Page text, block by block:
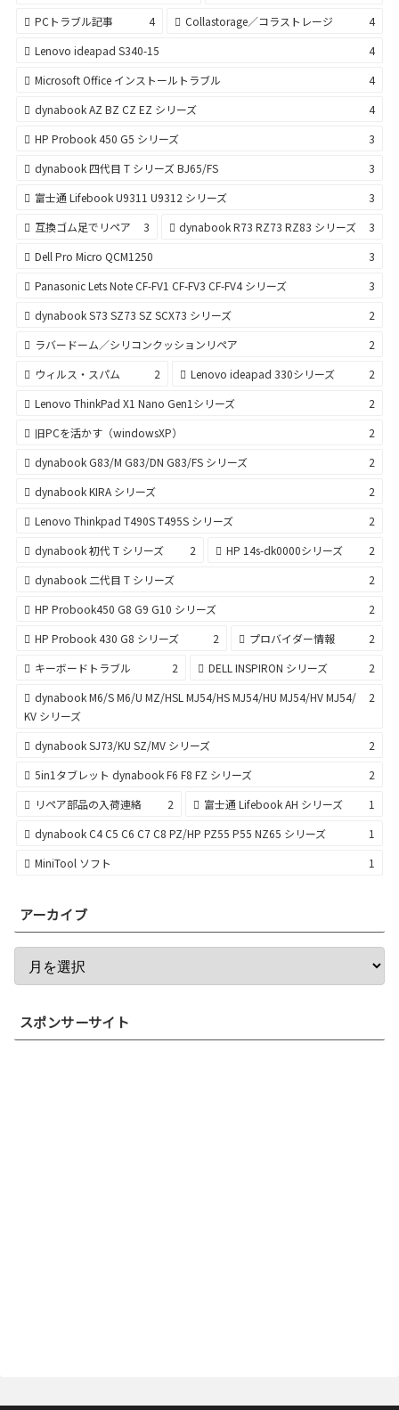
PCトラブル記事
4 Collastorage／コラストレージ
4
Lenovo ideapad S340-15
4
Microsoft Office インストールトラブル
4
dynabook AZ BZ CZ EZ シリーズ
4
HP Probook 450 G5 シリーズ
3
dynabook 四代目 T シリーズ BJ65/FS
3
富士通 Lifebook U9311 U9312 シリーズ
3
互換ゴム足でリペア
3 dynabook R73 RZ73 RZ83 シリーズ
3
Dell Pro Micro QCM1250
3
Panasonic Lets Note CF-FV1 CF-FV3 CF-FV4 シリーズ
3
dynabook S73 SZ73 SZ SCX73 シリーズ
2
ラバードーム／シリコンクッションリペア
2
ウィルス・スパム
2 Lenovo ideapad 330シリーズ
2
Lenovo ThinkPad X1 Nano Gen1シリーズ
2
旧PCを活かす（windowsXP）
2
dynabook G83/M G83/DN G83/FS シリーズ
2
dynabook KIRA シリーズ
2
Lenovo Thinkpad T490S T495S シリーズ
2
dynabook 初代 T シリーズ
2 HP 14s-dk0000シリーズ
2
dynabook 二代目 T シリーズ
2
HP Probook450 G8 G9 G10 シリーズ
2
HP Probook 430 G8 シリーズ
2 プロバイダー情報
2
キーボードトラブル
2 DELL INSPIRON シリーズ
2
dynabook M6/S M6/U MZ/HSL MJ54/HS MJ54/HU MJ54/HV MJ54/
KV シリーズ
2
dynabook SJ73/KU SZ/MV シリーズ
2
5in1タブレット dynabook F6 F8 FZ シリーズ
2
リペア部品の入荷連絡
2 富士通 Lifebook AH シリーズ
1
dynabook C4 C5 C6 C7 C8 PZ/HP PZ55 P55 NZ65 シリーズ
1
MiniTool ソフト
1
アーカイブ
スポンサーサイト